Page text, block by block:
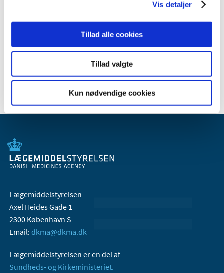
Vis detaljer
Tillad alle cookies
Tillad valgte
Kun nødvendige cookies
2006 (9)
Lægemiddelstyrelsen
Axel Heides Gade 1
2300 København S
Email: dkma@dkma.dk
Lægemiddelstyrelsen er en del af
Sundheds- og Kirkeministeriet.